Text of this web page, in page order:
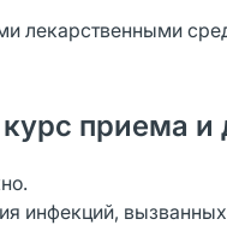
лекарственными
приема и
инфекций,